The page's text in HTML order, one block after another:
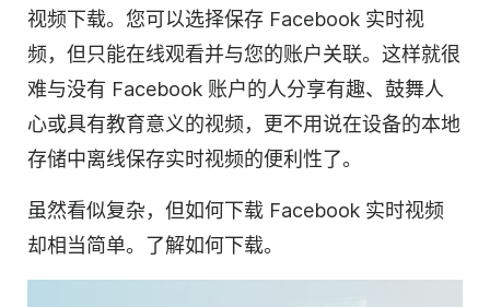
视频下载。您可以选择保存 Facebook 实时视
频，但只能在线观看并与您的账户关联。这样就很
难与没有 Facebook 账户的人分享有趣、鼓舞人
心或具有教育意义的视频，更不用说在设备的本地
存储中离线保存实时视频的便利性了。
虽然看似复杂，但如何下载 Facebook 实时视频
却相当简单。了解如何下载。